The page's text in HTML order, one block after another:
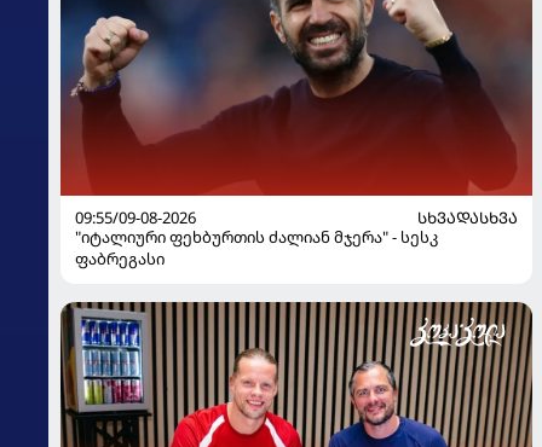
09:55/09-08-2026
ᲡᲮᲕᲐᲓᲐᲡᲮᲕᲐ
"იტალიური ფეხბურთის ძალიან მჯერა" - სესკ
ფაბრეგასი